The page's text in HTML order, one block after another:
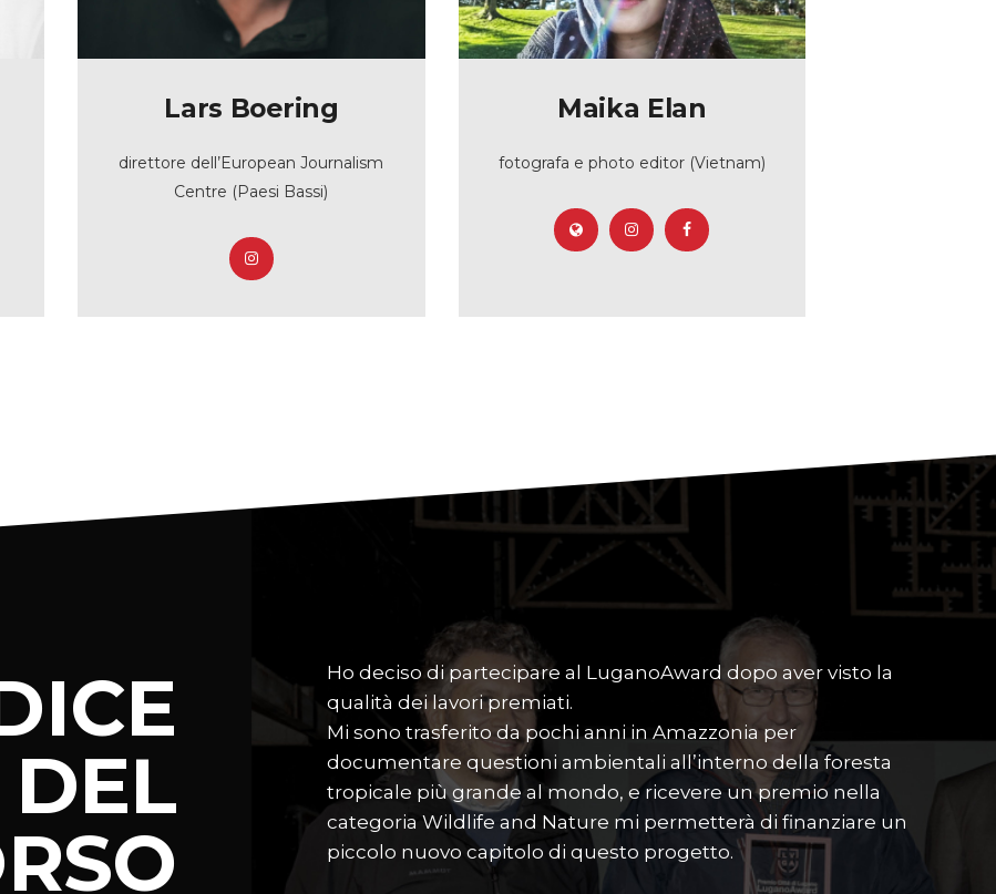
Lars Boering
direttore dell’European Journalism
Centre (Paesi Bassi)
Maika Elan
fotografa e photo editor (Vietnam)
DEL
per approfondire la storia dei
2015
Ho deciso di partecipare al LuganoAward dopo aver visto la
qualità dei lavori premiati.
Mi sono trasferito da pochi anni in Amazzonia per
documentare questioni ambientali all’interno della foresta
tropicale più grande al mondo, e ricevere un premio nella
categoria Wildlife and Nature mi permetterà di finanziare un
piccolo nuovo capitolo di questo progetto.
È la